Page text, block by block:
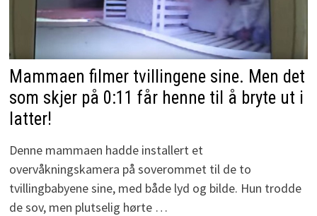
Mammaen filmer tvillingene sine. Men det
som skjer på 0:11 får henne til å bryte ut i
latter!
Denne mammaen hadde installert et
overvåkningskamera på soverommet til de to
tvillingbabyene sine, med både lyd og bilde. Hun trodde
de sov, men plutselig hørte …